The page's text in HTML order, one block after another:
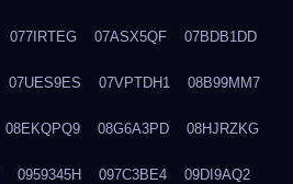
077IRTEG 07ASX5QF 07BDB1DD
07UES9ES 07VPTDH1 08B99MM7
08EKQPQ9 08G6A3PD 08HJRZKG
0959345H 097C3BE4 09DI9AQ2